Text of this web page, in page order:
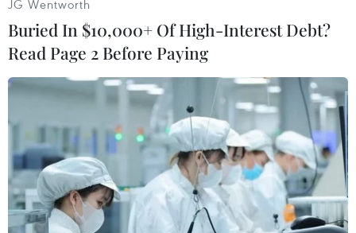
Ngày 5/1, hơn 10.000 người đã tụ tập tại quảng
trường Độc lập ở trung tâm thủ đô Kiev, để tham
gia hoạt động biểu tình quy mô lớn đầu tiên của
phe đối lập trong Năm mới 2014./.
(TTXVN)
JG Wentworth
Buried In $10,000+ Of High-Interest Debt?
Read Page 2 Before Paying